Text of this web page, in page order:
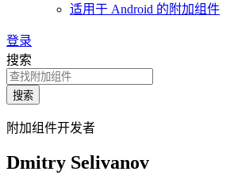
适用于 Android 的附加组件
登录
搜索
搜索
附加组件开发者
Dmitry Selivanov